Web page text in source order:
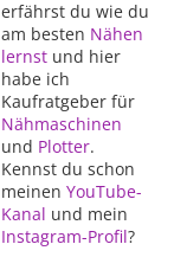
erfährst du wie du
am besten Nähen
lernstund hier
habe ich
Kaufratgeber für
Nähmaschinen
und Plotter.
Kennst du schon
meinen YouTube-
Kanal und mein
Instagram-Profil?